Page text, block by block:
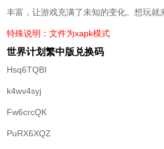
丰富，让游戏充满了未知的变化。想玩就
特殊说明：文件为xapk模式
世界计划繁中版兑换码
Hsq6TQBI
k4wv4syj
Fw6crcQK
PuRX6XQZ